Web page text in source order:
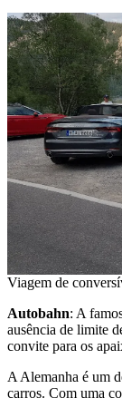
Viagem de
Autobahn: A
ausência de limite
convite para os
A Alemanha é um
carros. Com uma